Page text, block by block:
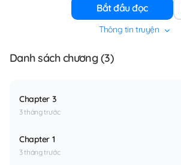
Bắt đầu đọc
Thông tin truyện
Danh sách chương (3)
Chapter 3
3 tháng trước
Chapter 1
3 tháng trước